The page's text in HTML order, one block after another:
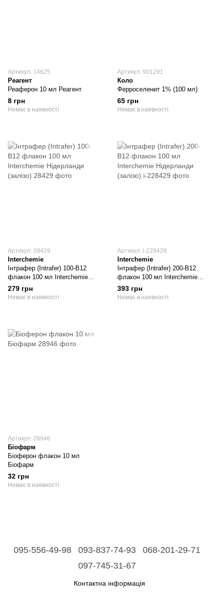
Артикул: 14625
Реагент
Реаферон 10 мл Реагент
8 грн
Немає в наявності
Артикул: 901291
Коло
Ферроселенит 1% (100 мл)
65 грн
Немає в наявності
Артикул: 28429
Interchemie
Інтрафер (Intrafer) 100-B12
флакон 100 мл Interchemie
Нідерланди (залізо)
279 грн
Немає в наявності
Артикул: і-228429
Interchemie
Інтрафер (Intrafer) 200-B12
флакон 100 мл Interchemie
Нідерланди (залізо)
393 грн
Немає в наявності
Артикул: 28946
Біофарм
Біоферон флакон 10 мл
Біофарм
32 грн
Немає в наявності
095-556-49-98 093-837-74-93
068-201-29-71
097-745-31-67
Контактна інформація